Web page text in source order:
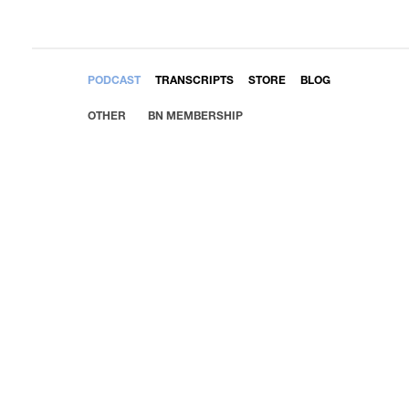
PODCAST TRANSCRIPTS STORE BLOG
OTHER BN MEMBERSHIP